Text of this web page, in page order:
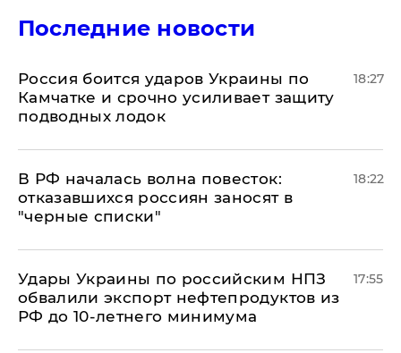
Последние новости
Россия боится ударов Украины по
Камчатке и срочно усиливает защиту
подводных лодок
18:27
​В РФ началась волна повесток:
отказавшихся россиян заносят в
"черные списки"
18:22
Удары Украины по российским НПЗ
обвалили экспорт нефтепродуктов из
РФ до 10-летнего минимума
17:55